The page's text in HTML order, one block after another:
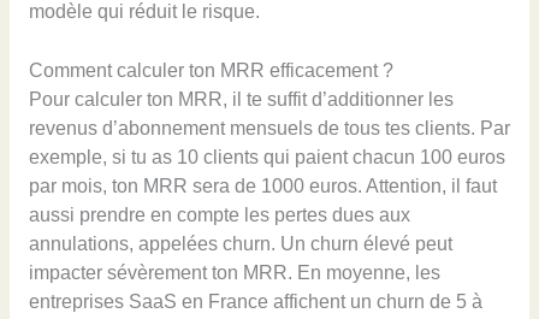
modèle qui réduit le risque.
Comment calculer ton MRR efficacement ?
Pour calculer ton MRR, il te suffit d’additionner les
revenus d’abonnement mensuels de tous tes clients. Par
exemple, si tu as 10 clients qui paient chacun 100 euros
par mois, ton MRR sera de 1000 euros. Attention, il faut
aussi prendre en compte les pertes dues aux
annulations, appelées churn. Un churn élevé peut
impacter sévèrement ton MRR. En moyenne, les
entreprises SaaS en France affichent un churn de 5 à